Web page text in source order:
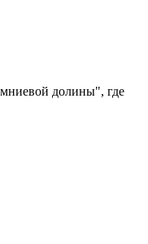
долины", где